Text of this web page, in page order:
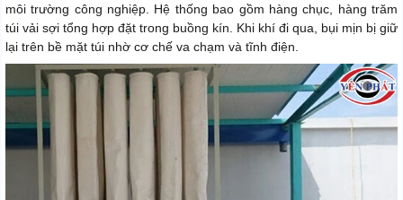
môi trường công nghiệp. Hệ thống bao gồm hàng chục, hàng trăm
túi vải sợi tổng hợp đặt trong buồng kín. Khi khí đi qua, bụi mịn bị giữ
lại trên bề mặt túi nhờ cơ chế va chạm và tĩnh điện.